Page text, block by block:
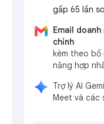
gấp 65 lần
Email
chỉnh
kèm theo bố
năng hợp
Trợ lý AI
Meet và các